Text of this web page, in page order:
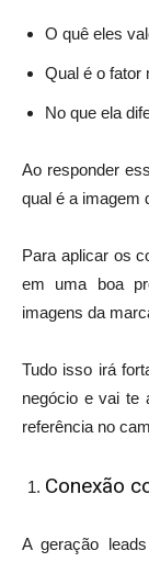
O quê eles
Qual é o fator
No que ela
Ao responder
qual é a imagem
Para aplicar os
em uma boa
imagens da
Tudo isso irá
negócio e vai te
referência no
Conexão
A geração